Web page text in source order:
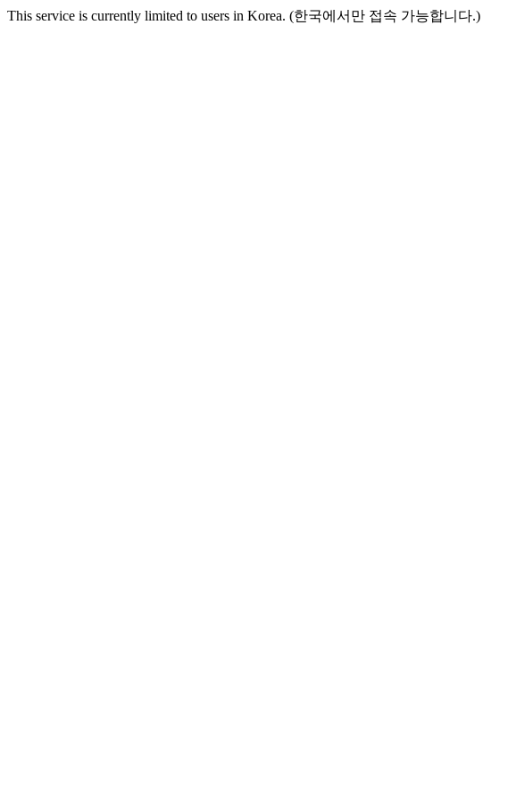
This service is currently limited to users in Korea. (한국에서만 접속 가능합니다.)